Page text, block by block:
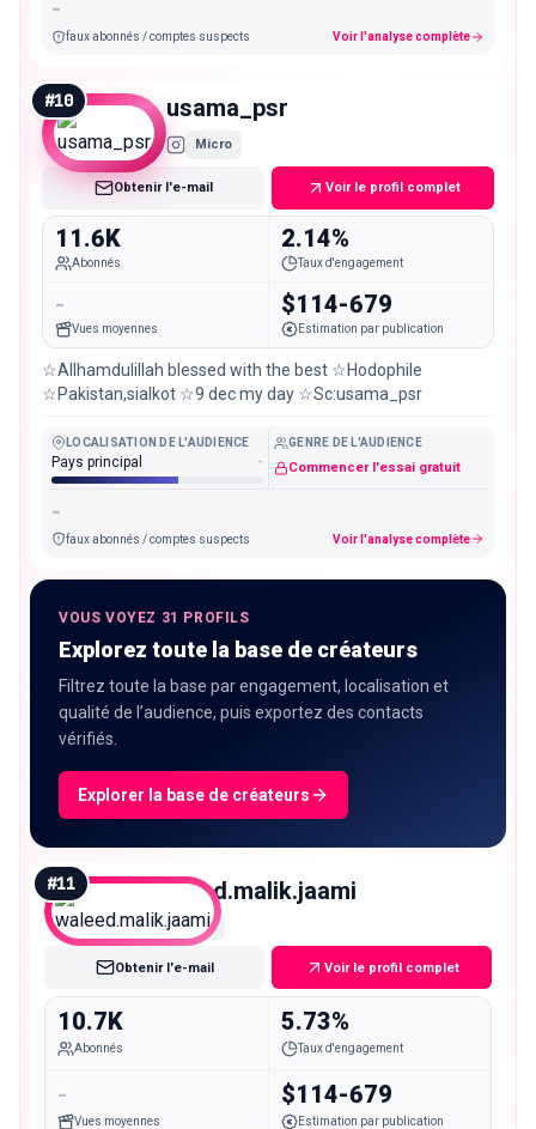
-
faux abonnés / comptes suspects Voir l'analyse complète
#10 usama_psr
Micro
Obtenir l'e-mail Voir le profil complet
11.6K
Abonnés
2.14%
Taux d'engagement
-
Vues moyennes
$114-679
Estimation par publication
☆Allhamdulillah blessed with the best ☆Hodophile
☆Pakistan,sialkot ☆9 dec my day ☆Sc:usama_psr
LOCALISATION DE L'AUDIENCE
Pays principal -
GENRE DE L'AUDIENCE
Commencer l'essai gratuit
-
faux abonnés / comptes suspects Voir l'analyse complète
VOUS VOYEZ 31 PROFILS
Explorez toute la base de créateurs
Filtrez toute la base par engagement, localisation et
qualité de l’audience, puis exportez des contacts
vérifiés.
Explorer la base de créateurs
#11 waleed.malik.jaami
Micro
Obtenir l'e-mail Voir le profil complet
10.7K
Abonnés
5.73%
Taux d'engagement
-
Vues moyennes
$114-679
Estimation par publication